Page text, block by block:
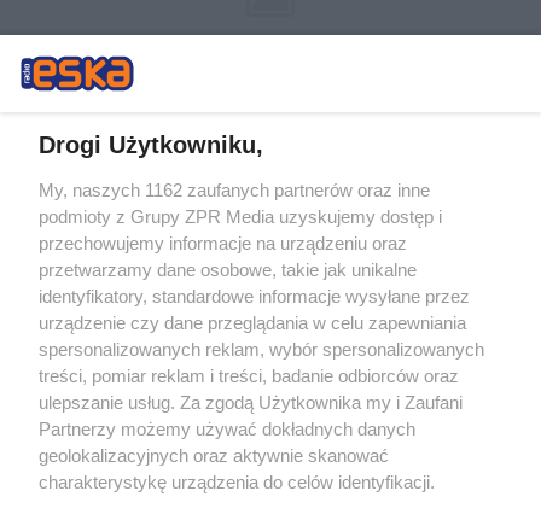
Żaden utwór zamieszczony w serwisie nie może być powielany i
rozpowszechniany lub dalej rozpowszechniany w jakikolwiek sposób (w
tym także elektroniczny lub mechaniczny) na jakimkolwiek polu
eksploatacji w jakiejkolwiek formie, włącznie z umieszczaniem w
Internecie bez pisemnej zgody właściciela praw. Jakiekolwiek użycie lub
wykorzystanie utworów w całości lub w części z naruszeniem prawa,
tzn. bez właściwej zgody, jest zabronione pod groźbą kary i może być
ścigane prawnie.
Drogi Użytkowniku,
My, naszych 1162 zaufanych partnerów oraz inne
podmioty z Grupy ZPR Media uzyskujemy dostęp i
przechowujemy informacje na urządzeniu oraz
przetwarzamy dane osobowe, takie jak unikalne
identyfikatory, standardowe informacje wysyłane przez
urządzenie czy dane przeglądania w celu zapewniania
spersonalizowanych reklam, wybór spersonalizowanych
treści, pomiar reklam i treści, badanie odbiorców oraz
ulepszanie usług. Za zgodą Użytkownika my i Zaufani
Partnerzy możemy używać dokładnych danych
geolokalizacyjnych oraz aktywnie skanować
charakterystykę urządzenia do celów identyfikacji.